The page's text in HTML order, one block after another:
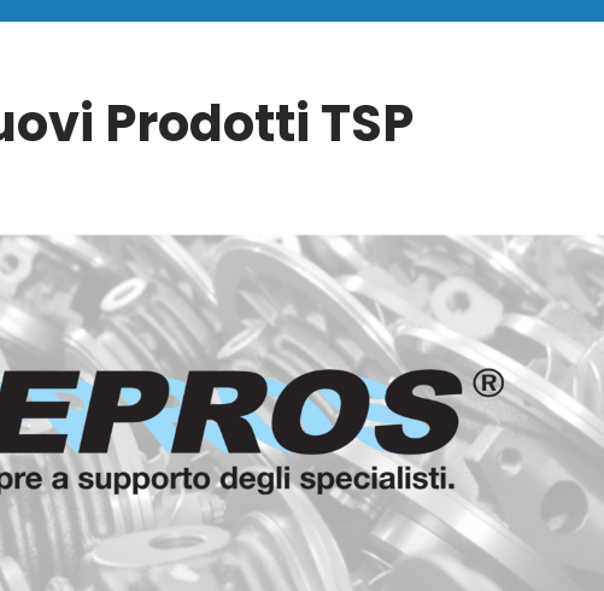
Prodotti TSP